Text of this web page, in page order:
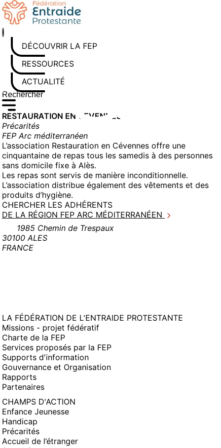
Aller
au
contenu
DÉCOUVRIR LA FEP
RESSOURCES
ACTUALITÉS
Rechercher sur le site
Saisissez au moins 3 caractères pour lancer la recherche
RESTAURATION EN CEVENNES
Précarités
FEP Arc méditerranéen
L’association Restauration en Cévennes offre une
cinquantaine de repas tous les samedis à des personnes
sans domicile fixe à Alès.
Les repas sont servis de manière inconditionnelle.
L’association distribue également des vêtements et des
produits d’hygiène.
CHERCHER LES ADHÉRENTS
DE LA RÉGION FEP ARC MÉDITERRANÉEN
1985 Chemin de Trespaux
30100 ALES
FRANCE
LA FÉDÉRATION DE L'ENTRAIDE PROTESTANTE
Missions - projet fédératif
Charte de la FEP
Services proposés par la FEP
Supports d'information
Gouvernance et Organisation
Rapports
Partenaires
CHAMPS D'ACTION
Enfance Jeunesse
Handicap
Précarités
Accueil de l’étranger